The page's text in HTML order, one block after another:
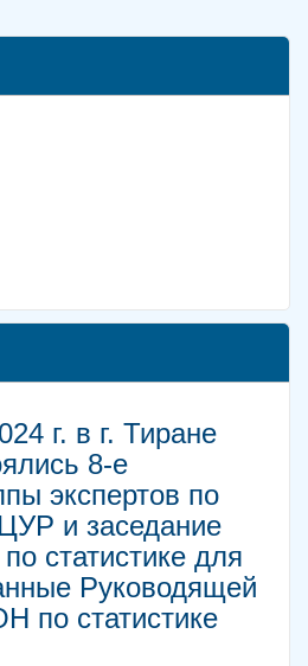
г. в г. Тиране
8-е
экспертов по
и заседание
статистике для
Руководящей
по статистике